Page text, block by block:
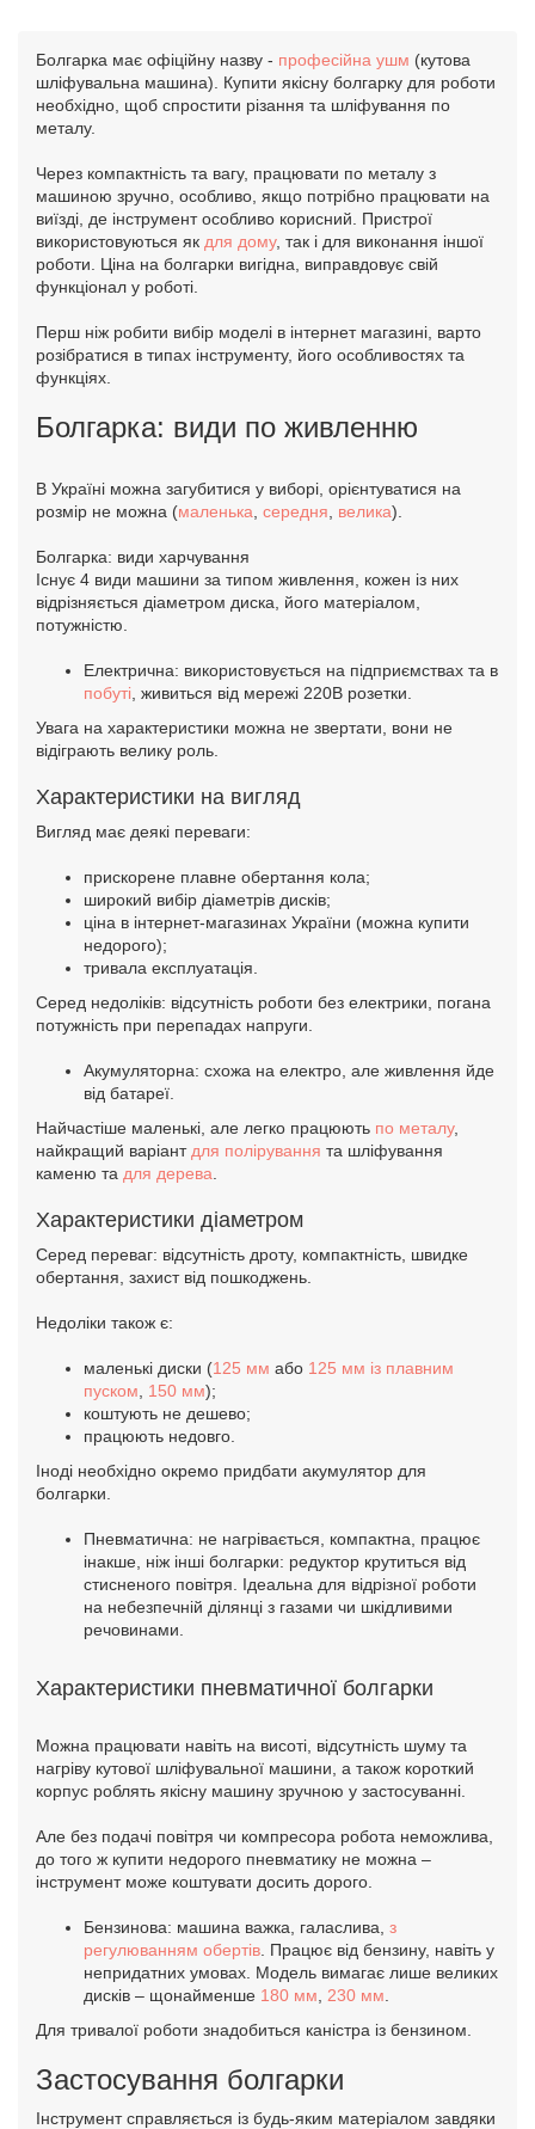
Болгарка має офіційну назву - професійна ушм (кутова
шліфувальна машина). Купити якісну болгарку для роботи
необхідно, щоб спростити різання та шліфування по
металу.
Через компактність та вагу, працювати по металу з
машиною зручно, особливо, якщо потрібно працювати на
виїзді, де інструмент особливо корисний. Пристрої
використовуються як для дому, так і для виконання іншої
роботи. Ціна на болгарки вигідна, виправдовує свій
функціонал у роботі.
Перш ніж робити вибір моделі в інтернет магазині, варто
розібратися в типах інструменту, його особливостях та
функціях.
Болгарка: види по живленню
В Україні можна загубитися у виборі, орієнтуватися на
розмір не можна (маленька середня велика).
Болгарка: види харчування
Існує 4 види машини за типом живлення, кожен із них
відрізняється діаметром диска, його матеріалом,
потужністю.
Електрична: використовується на підприємствах та в
побуті , живиться від мережі 220В розетки.
Увага на характеристики можна не звертати, вони не
відіграють велику роль.
Характеристики на вигляд
Вигляд має деякі переваги:
прискорене плавне обертання кола;
широкий вибір діаметрів дисків;
ціна в інтернет-магазинах України (можна купити
недорого);
тривала експлуатація.
Серед недоліків: відсутність роботи без електрики, погана
потужність при перепадах напруги.
Акумуляторна: схожа на електро, але живлення йде
від батареї.
Найчастіше маленькі, але легко працюють по металу,
найкращий варіант для полірування та шліфування
каменю та для дерева
Характеристики діаметром
Серед переваг: відсутність дроту, компактність, швидке
обертання, захист від пошкоджень.
Недоліки також є:
маленькі диски (125 мм або 125 мм із плавним
пуском
150 мм);
коштують не дешево;
працюють недовго.
Іноді необхідно окремо придбати акумулятор для
болгарки.
Пневматична: не нагрівається, компактна, працює
інакше, ніж інші болгарки: редуктор крутиться від
стисненого повітря. Ідеальна для відрізної роботи
на небезпечній ділянці з газами чи шкідливими
речовинами.
Характеристики пневматичної болгарки
Можна працювати навіть на висоті, відсутність шуму та
нагріву кутової шліфувальної машини, а також короткий
корпус роблять якісну машину зручною у застосуванні.
Але без подачі повітря чи компресора робота неможлива,
до того ж купити недорого пневматику не можна –
інструмент може коштувати досить дорого.
Бензинова: машина важка, галаслива, з
регулюванням обертів . Працює від бензину, навіть у
непридатних умовах. Модель вимагає лише великих
дисків – щонайменше 180 мм 230 мм
Для тривалої роботи знадобиться каністра із бензином.
Застосування болгарки
Інструмент справляється із будь-яким матеріалом завдяки